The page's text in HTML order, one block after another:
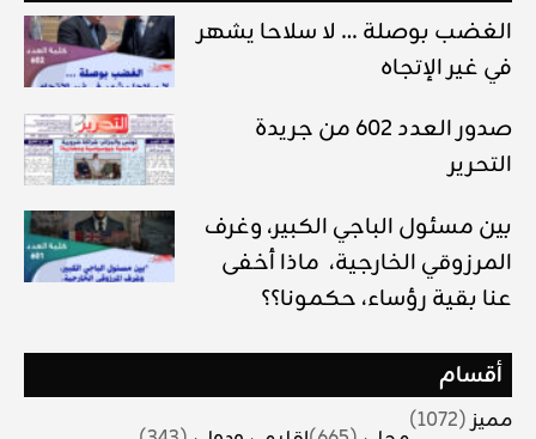
الغضب بوصلة … لا سلاحا يشهر
في غير الإتجاه
صدور العدد 602 من جريدة
التحرير
بين مسئول الباجي الكبير، وغرف
المرزوقي الخارجية، ماذا أخفى
عنا بقية رؤساء، حكمونا؟؟
أقسام
مميز(1072)